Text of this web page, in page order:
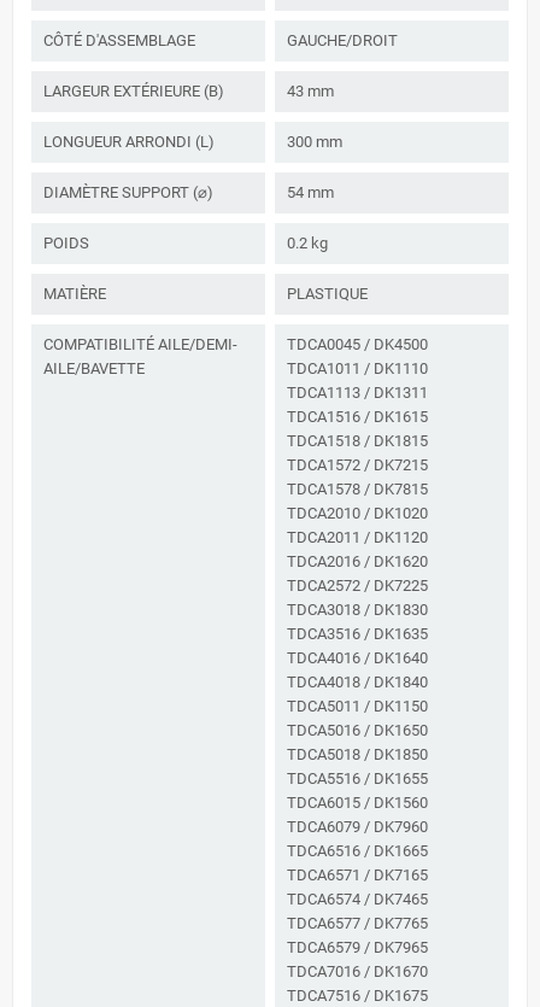
CÔTÉ D'ASSEMBLAGE GAUCHE/DROIT
LARGEUR EXTÉRIEURE (B) 43 mm
LONGUEUR ARRONDI (L) 300 mm
DIAMÈTRE SUPPORT (⌀) 54 mm
POIDS 0.2 kg
MATIÈRE PLASTIQUE
COMPATIBILITÉ AILE/DEMI-
AILE/BAVETTE
TDCA0045 / DK4500
TDCA1011 / DK1110
TDCA1113 / DK1311
TDCA1516 / DK1615
TDCA1518 / DK1815
TDCA1572 / DK7215
TDCA1578 / DK7815
TDCA2010 / DK1020
TDCA2011 / DK1120
TDCA2016 / DK1620
TDCA2572 / DK7225
TDCA3018 / DK1830
TDCA3516 / DK1635
TDCA4016 / DK1640
TDCA4018 / DK1840
TDCA5011 / DK1150
TDCA5016 / DK1650
TDCA5018 / DK1850
TDCA5516 / DK1655
TDCA6015 / DK1560
TDCA6079 / DK7960
TDCA6516 / DK1665
TDCA6571 / DK7165
TDCA6574 / DK7465
TDCA6577 / DK7765
TDCA6579 / DK7965
TDCA7016 / DK1670
TDCA7516 / DK1675